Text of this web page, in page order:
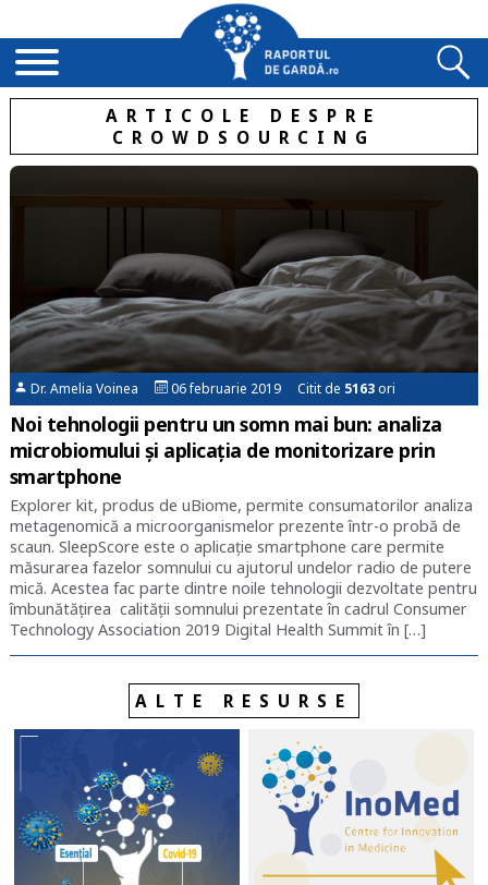
ARTICOLE DESPRE
CROWDSOURCING
Dr. Amelia Voinea 06 februarie 2019 Citit de 5163ori
Noi tehnologii pentru un somn mai bun: analiza
microbiomului și aplicația de monitorizare prin
smartphone
Explorer kit, produs de uBiome, permite consumatorilor analiza
metagenomică a microorganismelor prezente într-o probă de
scaun. SleepScore este o aplicație smartphone care permite
măsurarea fazelor somnului cu ajutorul undelor radio de putere
mică. Acestea fac parte dintre noile tehnologii dezvoltate pentru
îmbunătățirea calității somnului prezentate în cadrul Consumer
Technology Association 2019 Digital Health Summit în […]
ALTE RESURSE